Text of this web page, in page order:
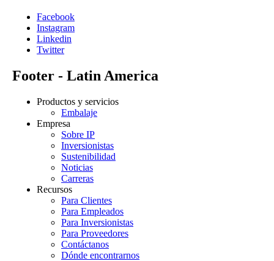
Facebook
Instagram
Linkedin
Twitter
Footer - Latin America
Productos y servicios
Embalaje
Empresa
Sobre IP
Inversionistas
Sustenibilidad
Noticias
Carreras
Recursos
Para Clientes
Para Empleados
Para Inversionistas
Para Proveedores
Contáctanos
Dónde encontrarnos